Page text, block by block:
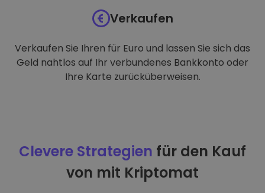
Verkaufen
Verkaufen Sie Ihren für Euro und lassen Sie sich das
Geld nahtlos auf Ihr verbundenes Bankkonto oder
Ihre Karte zurücküberweisen.
Clevere Strategien für den Kauf
von mit Kriptomat